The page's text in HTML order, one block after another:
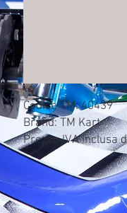
Codice TM: 40439
Brand: TM Kart
Prezzo IVA inclusa